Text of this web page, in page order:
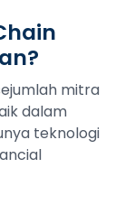
mitra
dalam
teknologi